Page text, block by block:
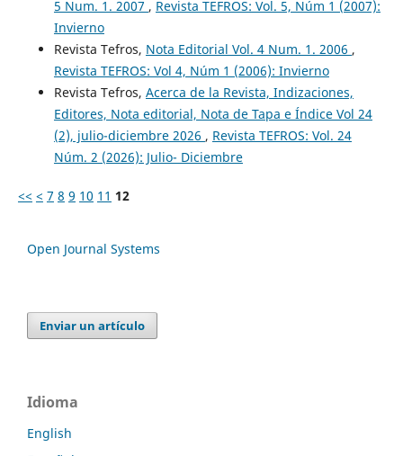
5 Num. 1. 2007 , Revista TEFROS: Vol. 5, Núm 1 (2007):
Invierno
Revista Tefros, Nota Editorial Vol. 4 Num. 1. 2006 ,
Revista TEFROS: Vol 4, Núm 1 (2006): Invierno
Revista Tefros, Acerca de la Revista, Indizaciones,
Editores, Nota editorial, Nota de Tapa e Índice Vol 24
(2), julio-diciembre 2026 , Revista TEFROS: Vol. 24
Núm. 2 (2026): Julio- Diciembre
<< < 7 8 9 10 11 12
Open Journal Systems
Enviar un artículo
Idioma
English